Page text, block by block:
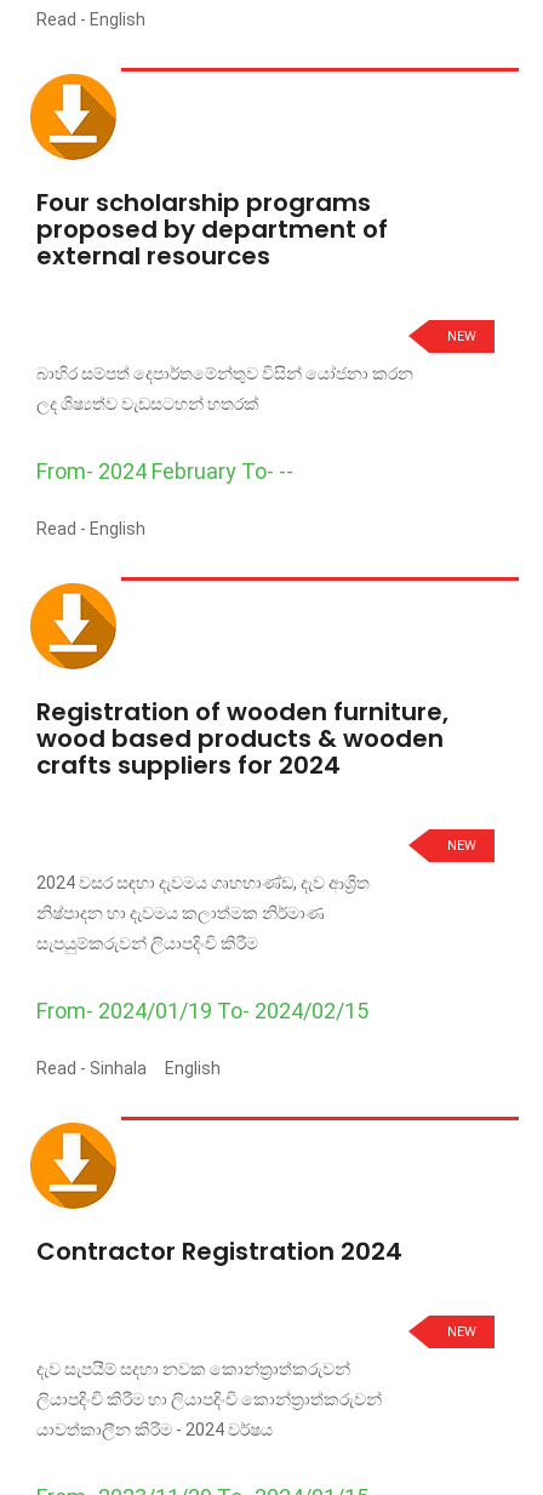
Read - English
Four scholarship programs
proposed by department of
external resources
NEW
බාහිර සම්පත් දෙපාර්තමේන්තුව විසින් යෝජනා කරන
ලද ශිෂ්‍යත්ව වැඩසටහන් හතරක්
From- 2024 February To- --
Read - English
Registration of wooden furniture,
wood based products & wooden
crafts suppliers for 2024
NEW
2024 වසර සඳහා දැවමය ගෘහභාණ්ඩ, දැව ආශ්‍රිත
නිෂ්පාදන හා දැවමය කලාත්මක නිර්මාණ
සැපයුම්කරුවන් ලියාපදිංචි කිරීම
From- 2024/01/19 To- 2024/02/15
Read - Sinhala English
Contractor Registration 2024
NEW
දැව සැපයීම් සදහා නවක කොන්ත්‍රාත්කරුවන්
ලියාපදිංචි කිරීම හා ලියාපදිංචි කොන්ත්‍රාත්කරුවන්
යාවත්කාලීන කිරීම - 2024 වර්ෂය